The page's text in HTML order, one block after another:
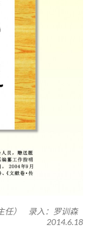
任） 录入：罗训森
2014.6.18